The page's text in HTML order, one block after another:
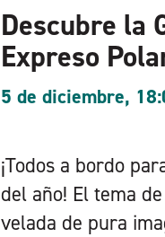
Descubre la
Expreso
5 de diciembre,
¡Todos a bordo
del año! El tema
velada de pura